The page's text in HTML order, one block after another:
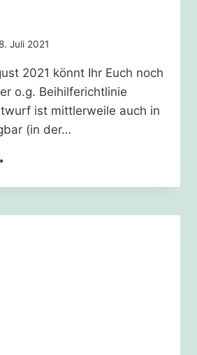
Juli 2021
2021 könnt Ihr Euch noch
o.g. Beihilferichtlinie
ist mittlerweile auch in
(in der…